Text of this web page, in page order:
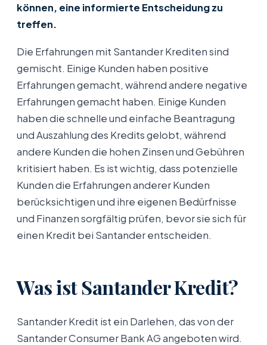
können, eine informierte Entscheidung zu
treffen.
Die Erfahrungen mit Santander Krediten sind
gemischt. Einige Kunden haben positive
Erfahrungen gemacht, während andere negative
Erfahrungen gemacht haben. Einige Kunden
haben die schnelle und einfache Beantragung
und Auszahlung des Kredits gelobt, während
andere Kunden die hohen Zinsen und Gebühren
kritisiert haben. Es ist wichtig, dass potenzielle
Kunden die Erfahrungen anderer Kunden
berücksichtigen und ihre eigenen Bedürfnisse
und Finanzen sorgfältig prüfen, bevor sie sich für
einen Kredit bei Santander entscheiden.
Was ist Santander Kredit?
Santander Kredit ist ein Darlehen, das von der
Santander Consumer Bank AG angeboten wird.